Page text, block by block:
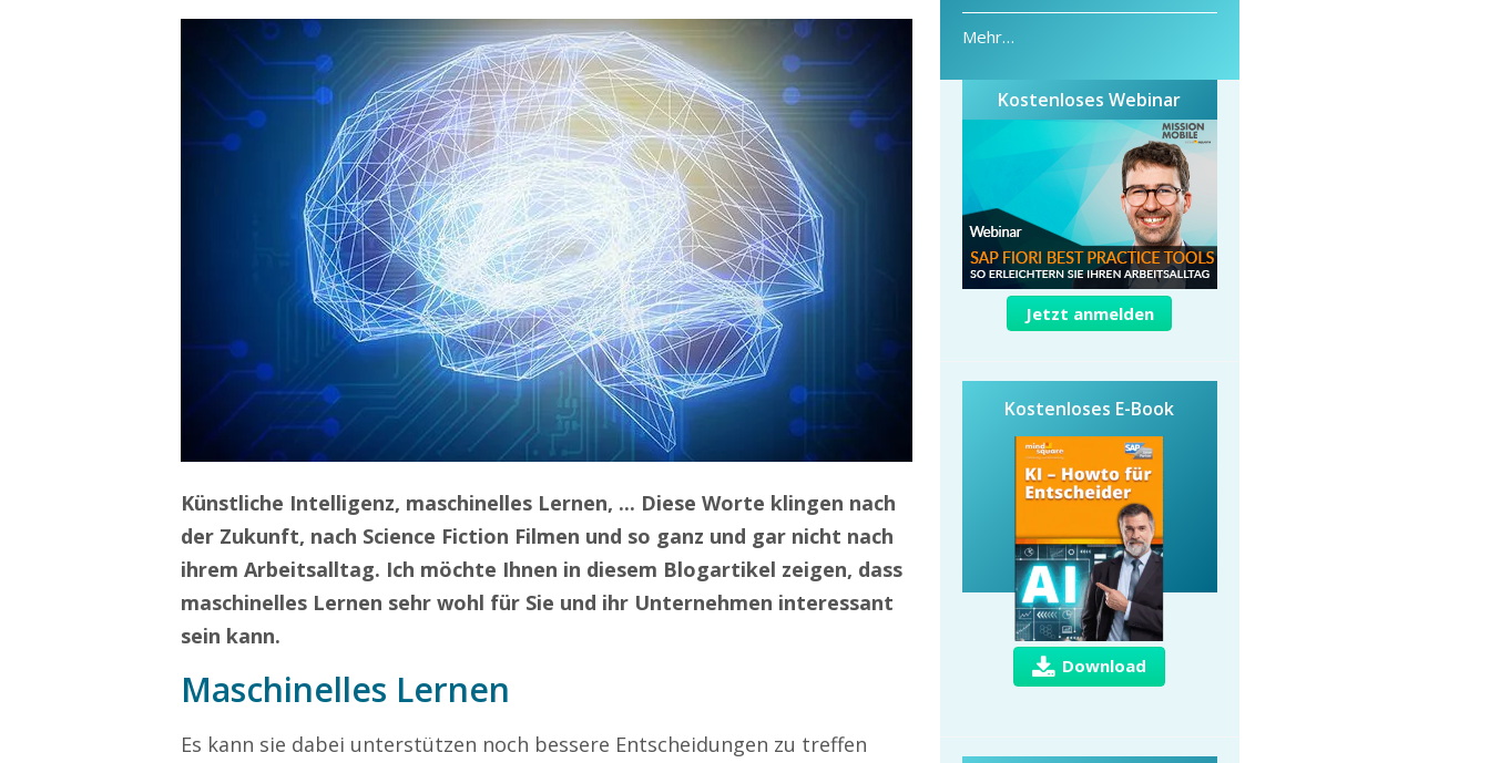
Künstliche Intelligenz, maschinelles Lernen, ... Diese Worte klingen nach
der Zukunft, nach Science Fiction Filmen und so ganz und gar nicht nach
ihrem Arbeitsalltag. Ich möchte Ihnen in diesem Blogartikel zeigen, dass
maschinelles Lernen sehr wohl für Sie und ihr Unternehmen interessant
sein kann.
Maschinelles Lernen
Es kann sie dabei unterstützen noch bessere Entscheidungen zu treffen
Mehr…
Kostenloses Webinar
Jetzt anmelden
Kostenloses E-Book
Download